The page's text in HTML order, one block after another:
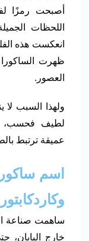
أصبحت رمزًا
اللحظات
انعكست هذه
ظهرت الساكورا
العصور.
ولهذا السبب لا
لطيف فحسب،
عميقة ترتبط
اسم
ساهمت صناعة
خارج